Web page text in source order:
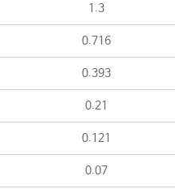
1.3
0.716
0.393
0.21
0.121
0.07